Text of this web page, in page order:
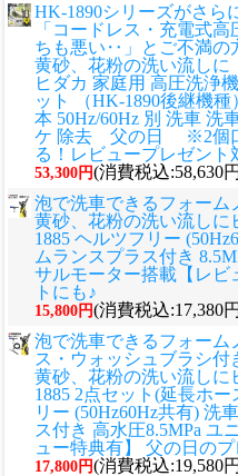
HK-1890シリーズがさら
「コードレス・充電式
ちも悪い‥」とご不満の
黄砂、花粉の洗い流しに
ヒダカ 家庭用 高圧洗浄
ット （HK-1890後継機
本 50Hz/60Hz 別 洗車 洗
ケ 除去 父の日 ※2個口
る！レビュープレゼント
53,300円(消費税込:58,630
泡で洗車できるフォーム
黄砂、花粉の洗い流しに
1885 ヘルツフリー
ムランスプラス付き
サルモーター搭載【レビ
トにも♪
15,800円(消費税込:17,380
泡で洗車できるフォーム
ス・ウォッシュブラシ付
黄砂、花粉の洗い流しに
1885 2点セット(延長ホ
リー (50Hz60Hz共有) 洗
ス付き 高水圧8.5MPa ユ
ュー特典有】 父の日の
17,800円(消費税込:19,580